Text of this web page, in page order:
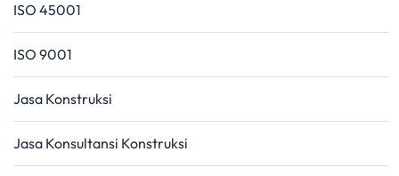
ISO 45001
ISO 9001
Jasa Konstruksi
Jasa Konsultansi Konstruksi